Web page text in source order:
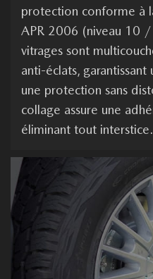
protection conforme à
APR 2006 (niveau 10 /
vitrages sont
anti-éclats,
une protection sans
collage assure une
éliminant tout interstice.